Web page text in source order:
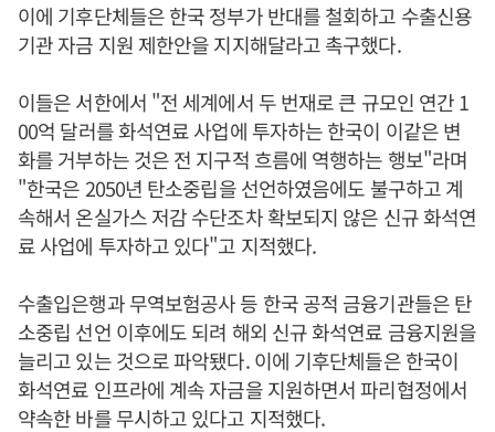
이에 기후단체들은 한국 정부가 반대를 철회하고 수출신용
기관 자금 지원 제한안을 지지해달라고 촉구했다.
이들은 서한에서 "전 세계에서 두 번재로 큰 규모인 연간 1
00억 달러를 화석연료 사업에 투자하는 한국이 이같은 변
화를 거부하는 것은 전 지구적 흐름에 역행하는 행보"라며
"한국은 2050년 탄소중립을 선언하였음에도 불구하고 계
속해서 온실가스 저감 수단조차 확보되지 않은 신규 화석연
료 사업에 투자하고 있다"고 지적했다.
수출입은행과 무역보험공사 등 한국 공적 금융기관들은 탄
소중립 선언 이후에도 되려 해외 신규 화석연료 금융지원을
늘리고 있는 것으로 파악됐다. 이에 기후단체들은 한국이
화석연료 인프라에 계속 자금을 지원하면서 파리협정에서
약속한 바를 무시하고 있다고 지적했다.